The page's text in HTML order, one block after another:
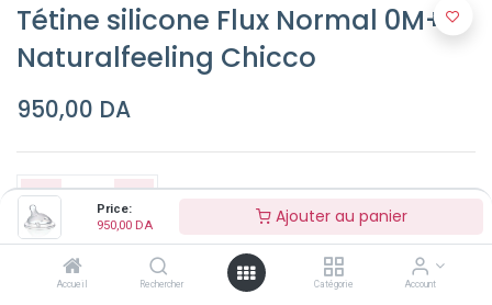
Price:
950,00 DA Ajouter au panier
Accueil Rechercher Catégorie Account
Tétine silicone Flux Normal 0M+
Naturalfeeling Chicco
950,00 DA
Ajouter au panier